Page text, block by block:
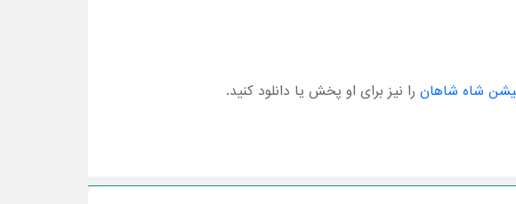
شاه شاهان را نیز برای او پخش یا دانلود کنید.